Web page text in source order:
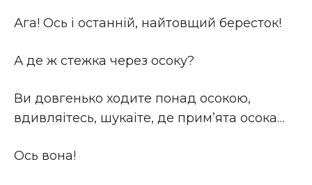
Ага! Ось i останнiй, найтовщий бересток!
А де ж стежка через осоку?
Ви довгенько ходите понад осокою,
вдивляітесь, шукаіте, де прим’ята осока…
Ось вона!